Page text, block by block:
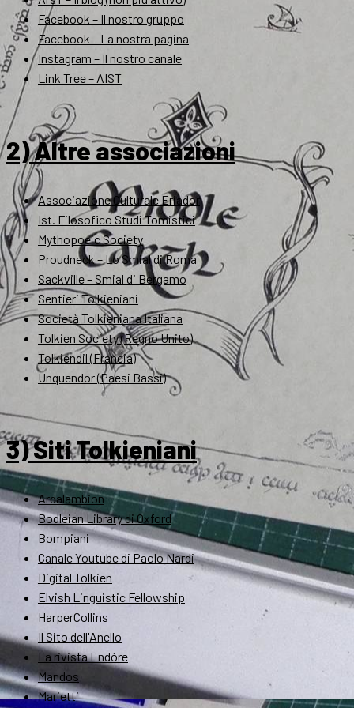
Facebook – Il nostro gruppo
Facebook – La nostra pagina
Instagram – Il nostro canale
Link Tree – AIST
2) Altre associazioni
Associazione Culturale Eriador
Ist. Filosofico Studi Tomistici
Mythopoeic Society
Proudneck – Lo Smial di Roma
Sackville – Smial di Bergamo
Sentieri Tolkieniani
Società Tolkieniana Italiana
Tolkien Society (Regno Unito)
Tolkiendil (Francia)
Unquendor (Paesi Bassi)
3) Siti Tolkieniani
Ardalambion
Bodleian Library di Oxford
Bompiani
Canale Youtube di Paolo Nardi
Digital Tolkien
Elvish Linguistic Fellowship
HarperCollins
Il Sito dell'Anello
La rivista Endóre
Mandos
Marietti